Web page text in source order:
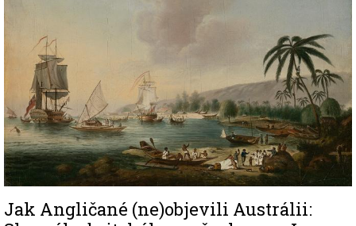
Jak Angličané (ne)objevili Austrálii: